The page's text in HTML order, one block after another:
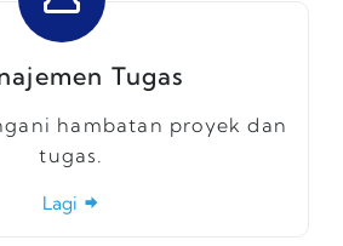
Tugas
hambatan proyek dan
tugas.
Lagi